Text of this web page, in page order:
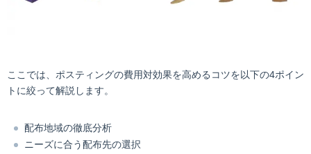
ここでは、ポスティングの費用対効果を高めるコツを以下の4ポイン
トに絞って解説します。
配布地域の徹底分析
ニーズに合う配布先の選択